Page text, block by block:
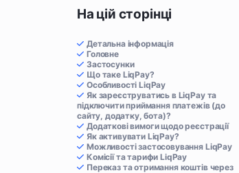
На цій сторінці
Детальна інформація
Головне
Застосунки
Що таке LiqPay?
Особливості LiqPay
Як зареєструватись в LiqPay та
підключити приймання платежів (до
сайту, додатку, бота)?
Додаткові вимоги щодо реєстрації
Як активувати LiqPay?
Можливості застосовування LiqPay
Комісії та тарифи LiqPay
Переказ та отримання коштів через